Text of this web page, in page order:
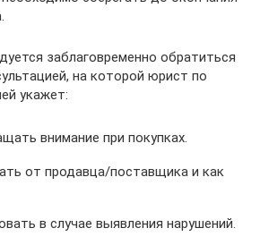
заблаговременно обратиться
на которой юрист по
укажет:
внимание при покупках.
от продавца/поставщика и как
в случае выявления нарушений.